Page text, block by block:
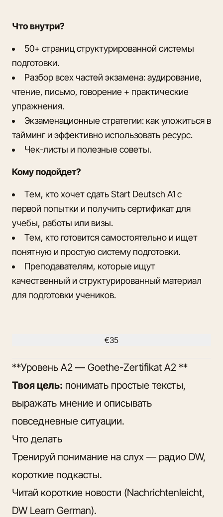
Что внутри?
50+ страниц структурированной системы
подготовки.
Разбор всех частей экзамена: аудирование,
чтение, письмо, говорение + практические
упражнения.
Экзаменационные стратегии: как уложиться в
тайминг и эффективно использовать ресурс.
Чек-листы и полезные советы.
Кому подойдет?
Тем, кто хочет сдать Start Deutsch A1 с
первой попытки и получить сертификат для
учебы, работы или визы.
Тем, кто готовится самостоятельно и ищет
понятную и простую систему подготовки.
Преподавателям, которые ищут
качественный и структурированный материал
для подготовки учеников.
€35
**Уровень A2 — Goethe-Zertifikat A2 **
Твоя цель: понимать простые тексты,
выражать мнение и описывать
повседневные ситуации.
Что делать
Тренируй понимание на слух — радио DW,
короткие подкасты.
Читай короткие новости (Nachrichtenleicht,
DW Learn German).